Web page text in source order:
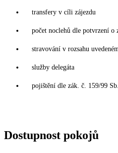
transfery v cíli zájezdu
počet noclehů dle potvrzení o
stravování v rozsahu
služby delegáta
pojištění dle zák. č. 159/99 Sb.
Dostupnost pokojů